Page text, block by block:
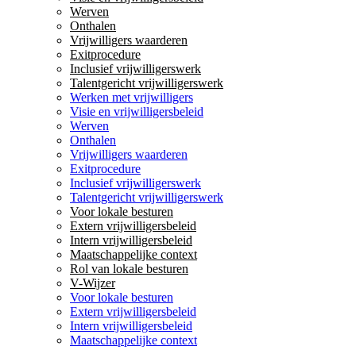
Werven
Onthalen
Vrijwilligers waarderen
Exitprocedure
Inclusief vrijwilligerswerk
Talentgericht vrijwilligerswerk
Werken met vrijwilligers
Visie en vrijwilligersbeleid
Werven
Onthalen
Vrijwilligers waarderen
Exitprocedure
Inclusief vrijwilligerswerk
Talentgericht vrijwilligerswerk
Voor lokale besturen
Extern vrijwilligersbeleid
Intern vrijwilligersbeleid
Maatschappelijke context
Rol van lokale besturen
V-Wijzer
Voor lokale besturen
Extern vrijwilligersbeleid
Intern vrijwilligersbeleid
Maatschappelijke context